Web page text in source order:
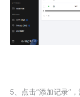
5、点击“添加记录”